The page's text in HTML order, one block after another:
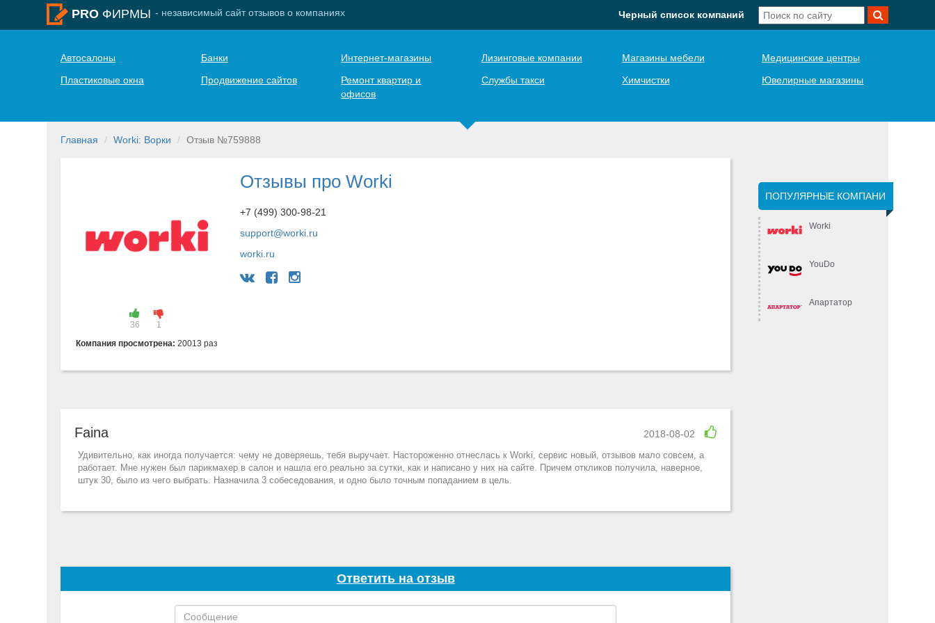
PRO ФИРМЫ - независимый сайт отзывов о компаниях Черный список компаний
Автосалоны Банки Интернет-магазины Лизинговые компании Магазины мебели
Медицинские центры
Пластиковые окна
Продвижение сайтов
Ремонт квартир и
офисов
Службы такси Химчистки Ювелирные магазины
Главная Worki: Ворки Отзыв №759888
36
1
Компания просмотрена:20013 раз
Отзывы про Worki
+7 (499) 300-98-21
support@worki.ru
worki.ru
Faina 2018-08-02
Удивительно, как иногда получается: чему не доверяешь, тебя выручает. Настороженно отнеслась к Worki, сервис новый, отзывов мало совсем, а
работает. Мне нужен был парикмахер в салон и нашла его реально за сутки, как и написано у них на сайте. Причем откликов получила, наверное,
штук 30, было из чего выбрать. Назначила 3 собеседования, и одно было точным попаданием в цель.
Ответить на отзыв
ПОПУЛЯРНЫЕ КОМПАНИ
Worki
YouDo
Апартатор